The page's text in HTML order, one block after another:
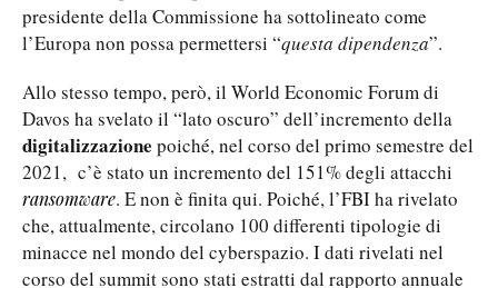
presidente della Commissione ha sottolineato come
l’Europa non possa permettersi “questa dipendenza”.
Allo stesso tempo, però, il World Economic Forum di
Davos ha svelato il “lato oscuro” dell’incremento della
digitalizzazione poiché, nel corso del primo semestre del
2021, c’è stato un incremento del 151% degli attacchi
ransomware. E non è finita qui. Poiché, l’FBI ha rivelato
che, attualmente, circolano 100 differenti tipologie di
minacce nel mondo del cyberspazio. I dati rivelati nel
corso del summit sono stati estratti dal rapporto annuale